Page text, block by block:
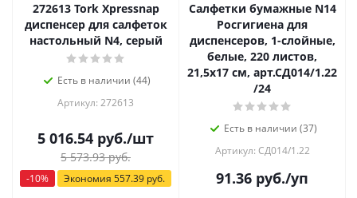
272613 Tork Xpressnap
диспенсер для салфеток
настольный N4, серый
Есть в наличии (44)
Артикул: 272613
5 016.54 руб./шт
5 573.93руб.
-10% Экономия 557.39 руб.
Салфетки бумажные N14
Росгигиена для
диспенсеров, 1-слойные,
белые, 220 листов,
21,5х17 см, арт.СД014/1.22
/24
Есть в наличии (37)
Артикул: СД014/1.22
91.36 руб./уп